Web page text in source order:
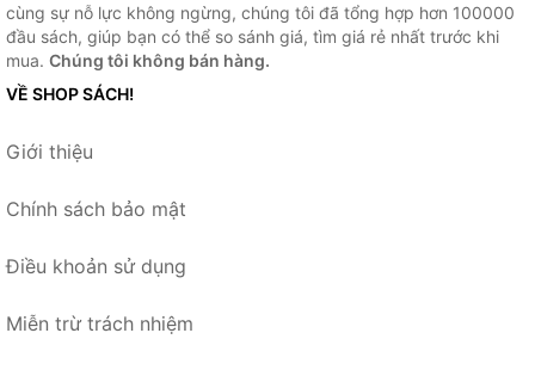
cùng sự nỗ lực không ngừng, chúng tôi đã tổng hợp hơn 100000
đầu sách, giúp bạn có thể so sánh giá, tìm giá rẻ nhất trước khi
mua. Chúng tôi không bán hàng.
VỀ SHOP SÁCH!
Giới thiệu
Chính sách bảo mật
Điều khoản sử dụng
Miễn trừ trách nhiệm